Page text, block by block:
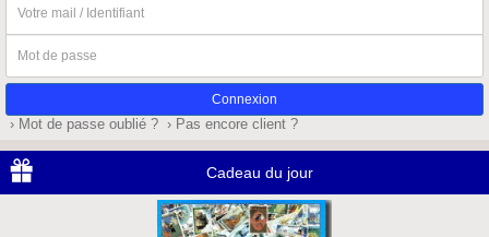
mail
/
Identifiant
de
passe
› Mot de passe oublié ? › Pas encore client ?
Cadeau du jour